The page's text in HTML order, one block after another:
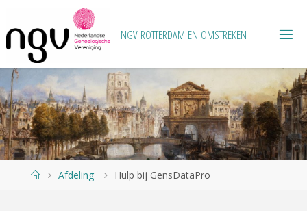
naar
de
inhoud
NGV ROTTERDAM EN OMSTREKEN
HomeAfdeling Hulp bij GensDataPro